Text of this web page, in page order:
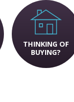
THINKING OF
BUYING?